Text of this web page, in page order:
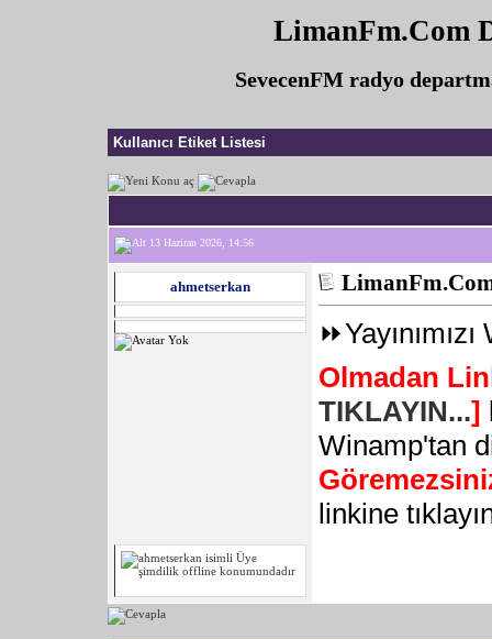
LimanFm.Com
SevecenFM radyo
Kullanıcı Etiket Listesi
13 Haziran 2026, 14:56
ahmetserkan
Olmadan
TIKLAYIN...]
Winamp'tan
linkine